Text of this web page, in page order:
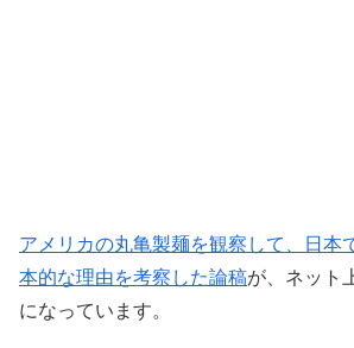
アメリカの丸亀製麺を観察して、日本
本的な理由を考察した論稿が、ネット
になっています。